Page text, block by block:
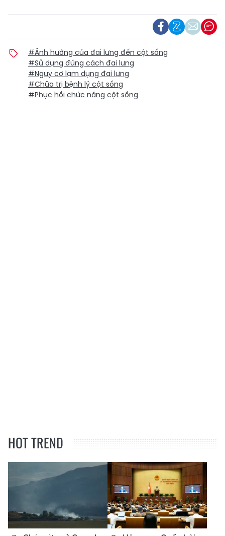
#Ảnh hưởng của đai lưng đến cột sống
#Sử dụng đúng cách đai lưng
#Nguy cơ lạm dụng đai lưng
#Chữa trị bệnh lý cột sống
#Phục hồi chức năng cột sống
HOT TREND